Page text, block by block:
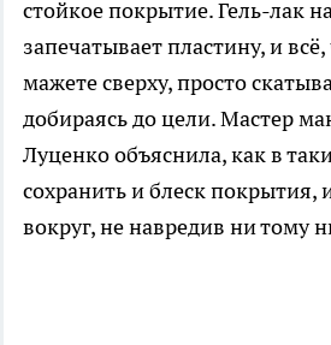
стойкое покрытие. Гель-лак
запечатывает пластину, и
мажете сверху, просто
добираясь до цели. Мастер
Луценко объяснила, как в
сохранить и блеск покрытия,
вокруг, не навредив ни тому